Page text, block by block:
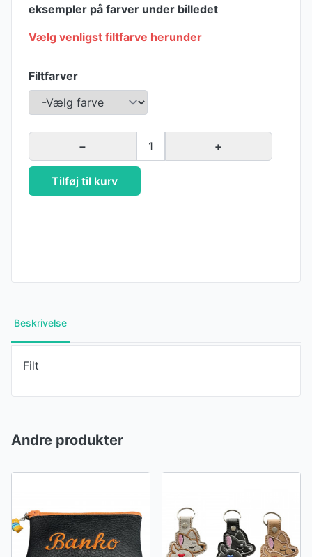
eksempler på farver under billedet
Vælg venligst filtfarve herunder
Filtfarver
− 1 +
Tilføj til kurv
Beskrivelse
Filt
Andre produkter